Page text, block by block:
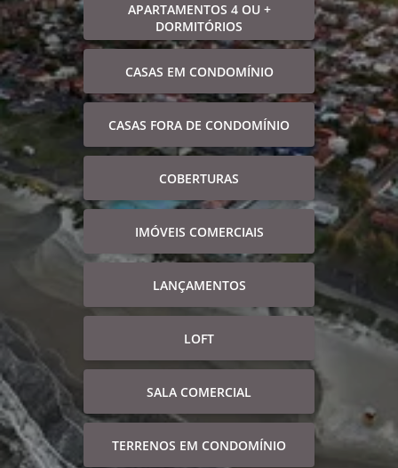
APARTAMENTOS 4 OU +
DORMITÓRIOS
CASAS EM CONDOMÍNIO
CASAS FORA DE CONDOMÍNIO
COBERTURAS
IMÓVEIS COMERCIAIS
LANÇAMENTOS
LOFT
SALA COMERCIAL
TERRENOS EM CONDOMÍNIO